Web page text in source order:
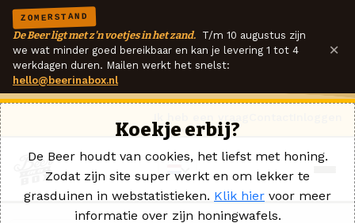
ZOMERSTAND
De Beer ligt met z'n voetjes in het zand. T/m 10 augustus zijn
we wat minder goed bereikbaar en kan je levering 1 tot 4
werkdagen duren. Mailen werkt het snelst:
hello@beerinabox.nl
×
Koekje erbij?
De Beer houdt van cookies, het liefst met honing.
Zodat zijn site super werkt en om lekker te
grasduinen in webstatistieken. Klik hier voor meer
informatie over zijn honingwafels.